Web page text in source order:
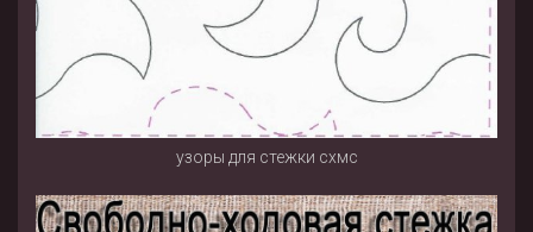
узоры для стежки схмс